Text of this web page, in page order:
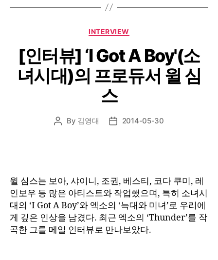
Categories
INTERVIEW
[인터뷰] ‘I Got A Boy'(소
녀시대)의 프로듀서 윌 심
스
Post
By 김영대
Post2014-05-30
윌 심스는 보아, 샤이니, 조권, 베스티, 코다 쿠미, 레
인보우 등 많은 아티스트와 작업했으며, 특히 소녀시
대의 ‘I Got A Boy’와 엑소의 ‘늑대와 미녀’로 우리에
게 깊은 인상을 남겼다. 최근 엑소의 ‘Thunder’를 작
곡한 그를 메일 인터뷰로 만나보았다.